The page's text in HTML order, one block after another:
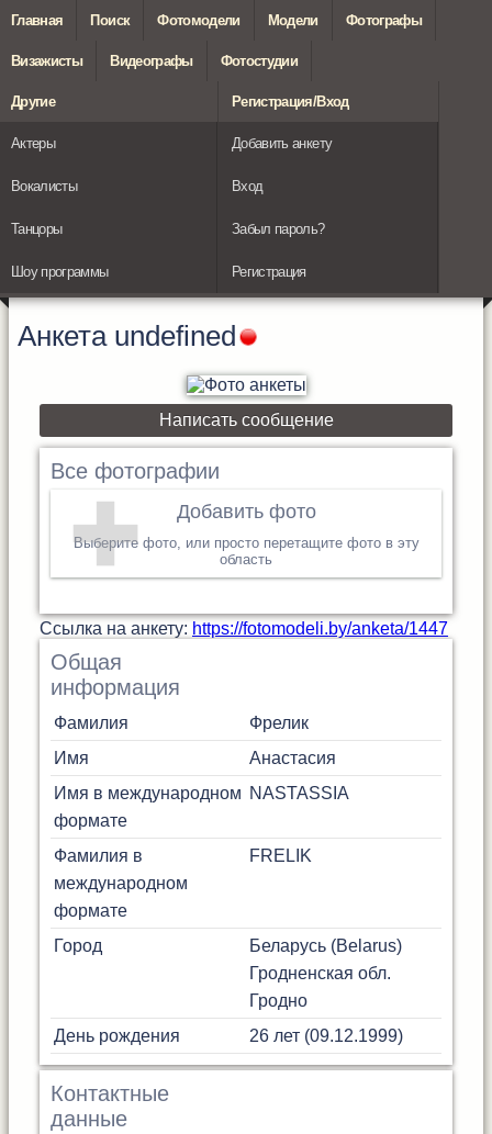
Главная Поиск Фотомодели Модели Фотографы
Визажисты Видеографы Фотостудии
Другие
Актеры
Вокалисты
Танцоры
Шоу программы
Регистрация/Вход
Добавить анкету
Вход
Забыл пароль?
Регистрация
Анкета undefined
Написать сообщение
Все фотографии
Добавить фото
Выберите фото, или просто перетащите фото в эту
область
Cсылка на анкету: https://fotomodeli.by/anketa/1447
Общая
информация
Фамилия
Фрелик
Имя
Анастасия
Имя в международном
формате
NASTASSIA
Фамилия в
международном
формате
FRELIK
Город
Беларусь (Belarus)
Гродненская обл.
Гродно
День рождения
26 лет (09.12.1999)
Контактные
данные